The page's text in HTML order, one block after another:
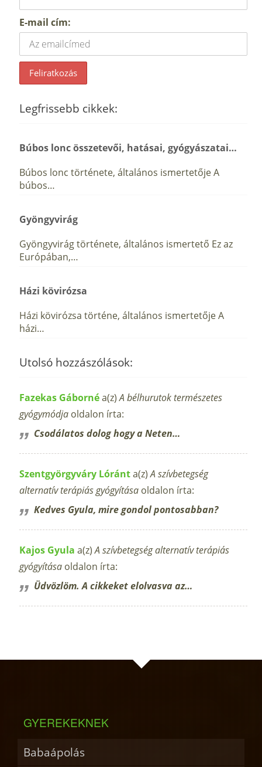
E-mail cím:
Legfrissebb cikkek:
Búbos lonc összetevői, hatásai, gyógyászatai…
Búbos lonc története, általános ismertetője A
búbos…
Gyöngyvirág
Gyöngyvirág története, általános ismertető Ez az
Európában,…
Házi kövirózsa
Házi kövirózsa történe, általános ismertetője A
házi…
Utolsó hozzászólások:
Fazekas Gábornéa(z)A bélhurutok természetes
gyógymódja oldalon írta:
Csodálatos dolog hogy a Neten…
Szentgyörgyváry Lóránta(z)A szívbetegség
alternatív terápiás gyógyítása oldalon írta:
Kedves Gyula, mire gondol pontosabban?
Kajos Gyula a(z)A szívbetegség alternatív terápiás
gyógyítása oldalon írta:
Üdvözlöm. A cikkeket elolvasva az…
GYEREKEKNEK
Babaápolás